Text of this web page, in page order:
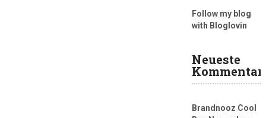
Follow my blog
with Bloglovin
Neueste
Brandnooz Cool